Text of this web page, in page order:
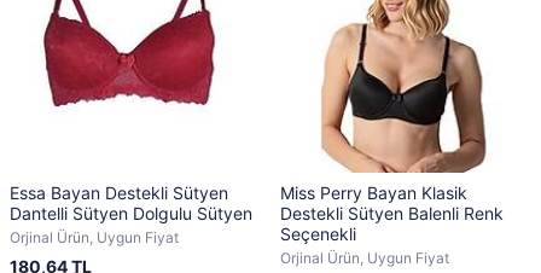
Essa Bayan Destekli Sütyen
Dantelli Sütyen Dolgulu Sütyen
Orjinal Ürün, Uygun Fiyat
180,64 TL
Miss Perry Bayan Klasik
Destekli Sütyen Balenli Renk
Seçenekli
Orjinal Ürün, Uygun Fiyat